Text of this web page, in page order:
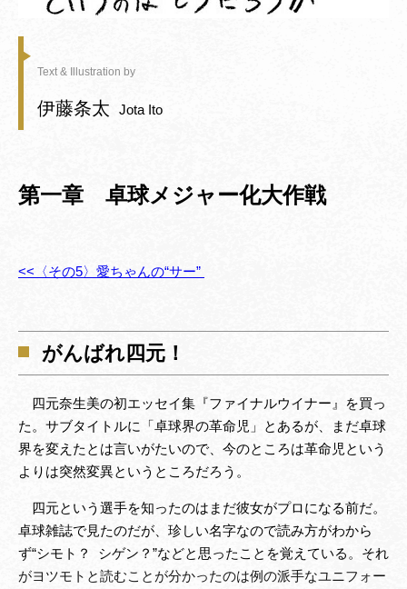
Text & Illustration by
伊藤条太 Jota Ito
第一章 卓球メジャー化大作戦
<<〈その5〉愛ちゃんの“サー”
がんばれ四元！
四元奈生美の初エッセイ集『ファイナルウイナー』を買っ
た。サブタイトルに「卓球界の革命児」とあるが、まだ卓球
界を変えたとは言いがたいので、今のところは革命児という
よりは突然変異というところだろう。
四元という選手を知ったのはまだ彼女がプロになる前だ。
卓球雑誌で見たのだが、珍しい名字なので読み方がわから
ず“シモト？ シゲン？”などと思ったことを覚えている。それ
がヨツモトと読むことが分かったのは例の派手なユニフォー